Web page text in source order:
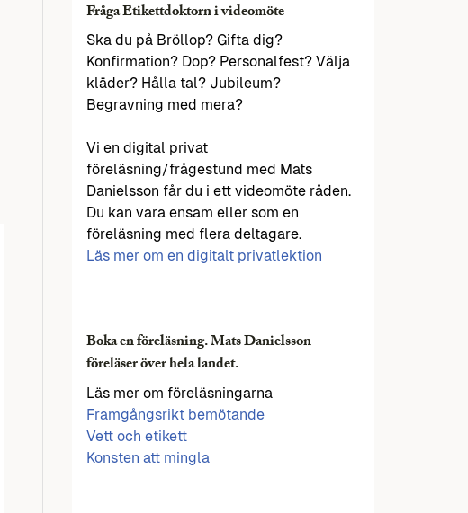
Fråga Etikettdoktorn i videomöte
Ska du på Bröllop? Gifta dig?
Konfirmation? Dop? Personalfest? Välja
kläder? Hålla tal? Jubileum?
Begravning med mera?
Vi en digital privat
föreläsning/frågestund med Mats
Danielsson får du i ett videomöte råden.
Du kan vara ensam eller som en
föreläsning med flera deltagare.
Läs mer om en digitalt privatlektion
Boka en föreläsning. Mats Danielsson
föreläser över hela landet.
Läs mer om föreläsningarna
Framgångsrikt bemötande
Vett och etikett
Konsten att mingla